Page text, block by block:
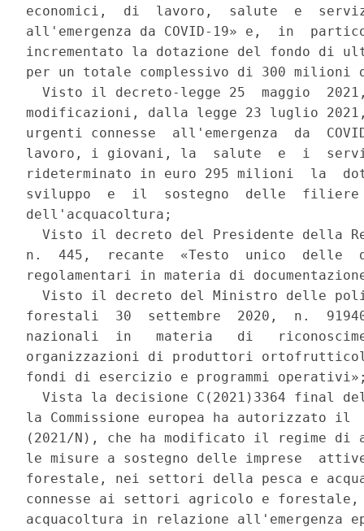
economici,  di  lavoro,  salute  e
all'emergenza da COVID-19» e,  in
incrementato la dotazione del fondo di
per un totale complessivo di 300
Visto il decreto-legge 25  maggio
modificazioni, dalla legge 23 luglio
urgenti connesse  all'emergenza  da
lavoro, i giovani, la  salute  e  i
rideterminato in euro 295 milioni  la
sviluppo  e  il  sostegno  delle  filiere
dell'acquacoltura;
Visto il decreto del Presidente della
n.  445,  recante  «Testo  unico  delle
regolamentari in materia di
Visto il decreto del Ministro delle
forestali  30  settembre  2020,  n.
nazionali  in   materia   di
organizzazioni di produttori
fondi di esercizio e programmi
Vista la decisione C(2021)3364 final
la Commissione europea ha autorizzato
(2021/N), che ha modificato il regime di
le misure a sostegno delle imprese
forestale, nei settori della pesca e
connesse ai settori agricolo e
acquacoltura in relazione all'emergenza